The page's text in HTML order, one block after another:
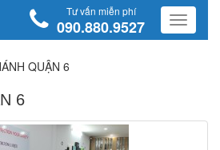
Tư vấn miễn phí
090.880.9527
QUẬN 6
6